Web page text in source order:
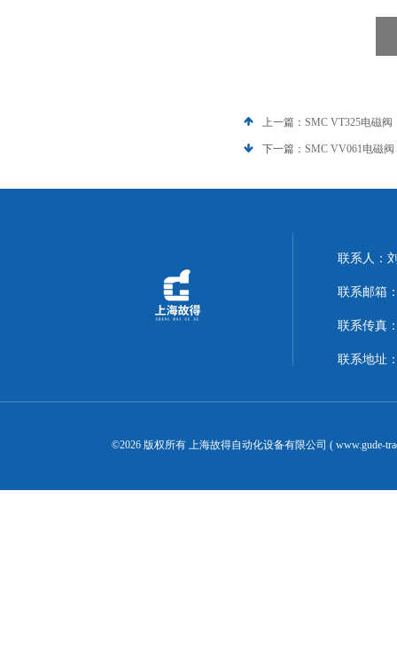
上一篇： SMC VT325电磁阀
下一篇： SMC VV061电磁阀
联系人：
联系邮箱
联系传真
联系地址
©2026 版权所有 上海故得自动化设备有限公司 ( www.gude-